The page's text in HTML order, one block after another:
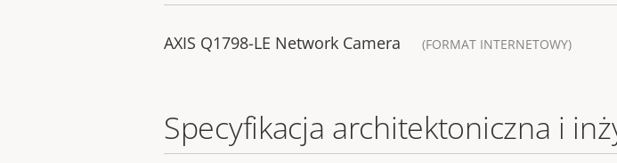
AXIS Q1798-LE Network Camera (FORMAT INTERNETOWY)
Specyfikacja architektoniczna i